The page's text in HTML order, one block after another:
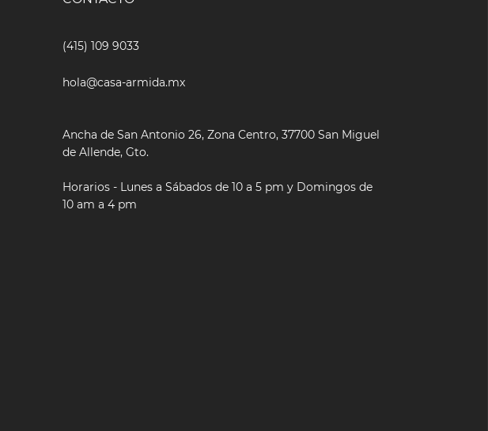
(415) 109 9033
hola@casa-armida.mx
Ancha de San Antonio 26, Zona Centro, 37700 San Miguel
de Allende, Gto.
Horarios - Lunes a Sábados de 10 a 5 pm y Domingos de
10 am a 4 pm